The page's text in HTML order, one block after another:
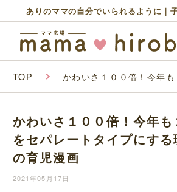
ありのママの自分でいられるように｜
TOP かわいさ１００倍！今年
かわいさ１００倍！今年
をセパレートタイプにす
の育児漫画
2021年05月17日